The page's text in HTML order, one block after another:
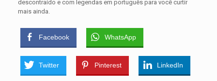
descontraído e com legendas em português para você curtir
mais ainda.
Facebook WhatsApp
Twitter Pinterest LinkedIn